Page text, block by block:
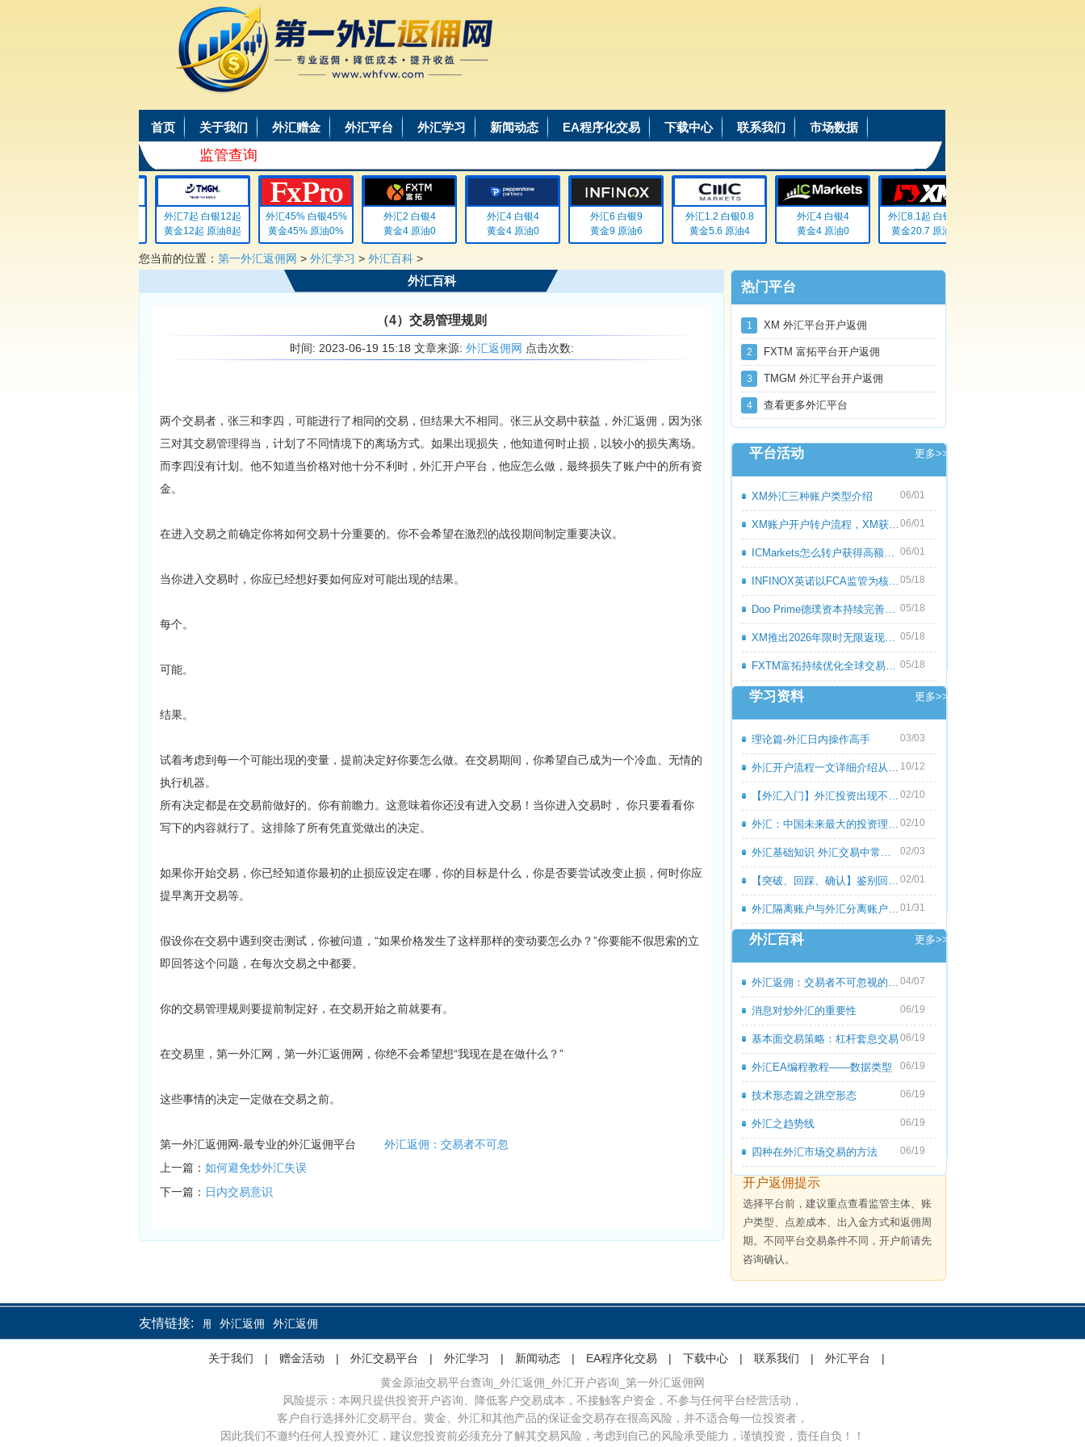
首页 关于我们 外汇赠金 外汇平台 外汇学习 新闻动态 EA程序化交易 下载中心 联系我们 市场数据
监管查询
外汇7起 白银12起
黄金12起 原油8起
外汇45% 白银45%
黄金45% 原油0%
外汇2 白银4
黄金4 原油0
外汇4 白银4
黄金4 原油0
外汇6 白银9
黄金9 原油6
外汇1.2 白银0.8
黄金5.6 原油4
外汇4 白银4
黄金4 原油0
外汇8.1起 白银72
黄金20.7 原油无
您当前的位置： 第一外汇返佣网 > 外汇学习 > 外汇百科 >
外汇百科
（4）交易管理规则
时间: 2023-06-19 15:18 文章来源: 外汇返佣网 点击次数:
两个交易者，张三和李四，可能进行了相同的交易，但结果大不相同。张三从交易中获益，外汇返佣，因为张
三对其交易管理得当，计划了不同情境下的离场方式。如果出现损失，他知道何时止损，以较小的损失离场。
而李四没有计划。他不知道当价格对他十分不利时，外汇开户平台，他应怎么做，最终损失了账户中的所有资
金。
在进入交易之前确定你将如何交易十分重要的。你不会希望在激烈的战役期间制定重要决议。
当你进入交易时，你应已经想好要如何应对可能出现的结果。
每个。
可能。
结果。
试着考虑到每一个可能出现的变量，提前决定好你要怎么做。在交易期间，你希望自己成为一个冷血、无情的
执行机器。
所有决定都是在交易前做好的。你有前瞻力。这意味着你还没有进入交易！当你进入交易时， 你只要看看你
写下的内容就行了。这排除了所有凭直觉做出的决定。
如果你开始交易，你已经知道你最初的止损应设定在哪，你的目标是什么，你是否要尝试改变止损，何时你应
提早离开交易等。
假设你在交易中遇到突击测试，你被问道，“如果价格发生了这样那样的变动要怎么办？”你要能不假思索的立
即回答这个问题，在每次交易之中都要。
你的交易管理规则要提前制定好，在交易开始之前就要有。
在交易里，第一外汇网，第一外汇返佣网，你绝不会希望想“我现在是在做什么？”
这些事情的决定一定做在交易之前。
第一外汇返佣网-最专业的外汇返佣平台
外汇返佣：交易者不可忽
上一篇： 如何避免炒外汇失误
下一篇： 日内交易意识
热门平台
1 XM 外汇平台开户返佣
2 FXTM 富拓平台开户返佣
3 TMGM 外汇平台开户返佣
4 查看更多外汇平台
平台活动 更多>>
XM外汇三种账户类型介绍 06/01
XM账户开户转户流程，XM获取高额返佣教程06/01
ICMarkets怎么转户获得高额返佣呢？ICMark 06/01
INFINOX英诺以FCA监管为核心优势，持续优化05/18
Doo Prime德璞资本持续完善多资产交易服务 05/18
XM推出2026年限时无限返现活动，交易越多 05/18
FXTM富拓持续优化全球交易服务，多元化产 05/18
学习资料 更多>>
理论篇-外汇日内操作高手 03/03
外汇开户流程一文详细介绍从零到一 10/12
【外汇入门】外汇投资出现不良心态的原 02/10
外汇：中国未来最大的投资理财市场 02/10
外汇基础知识 外汇交易中常见的外汇专用 02/03
【突破、回踩、确认】鉴别回撤和倒退 02/01
外汇隔离账户与外汇分离账户的区别 01/31
外汇百科 更多>>
外汇返佣：交易者不可忽视的隐藏收益 04/07
消息对炒外汇的重要性 06/19
基本面交易策略：杠杆套息交易 06/19
外汇EA编程教程――数据类型 06/19
技术形态篇之跳空形态 06/19
外汇之趋势线 06/19
四种在外汇市场交易的方法 06/19
开户返佣提示
选择平台前，建议重点查看监管主体、账
户类型、点差成本、出入金方式和返佣周
期。不同平台交易条件不同，开户前请先
咨询确认。
友情链接:
外汇返佣 外汇返佣 外汇返佣
关于我们 | 赠金活动 | 外汇交易平台 | 外汇学习 | 新闻动态 | EA程序化交易 | 下载中心 | 联系我们 | 外汇平台
|
黄金原油交易平台查询_外汇返佣_外汇开户咨询_第一外汇返佣网
风险提示：本网只提供投资开户咨询、降低客户交易成本，不接触客户资金，不参与任何平台经营活动，
客户自行选择外汇交易平台。黄金、外汇和其他产品的保证金交易存在很高风险，并不适合每一位投资者，
因此我们不邀约任何人投资外汇，建议您投资前必须充分了解其交易风险，考虑到自己的风险承受能力，谨慎投资，责任自负！！